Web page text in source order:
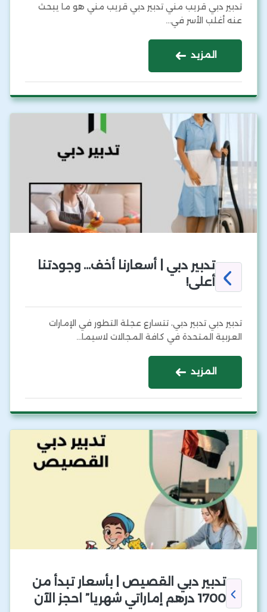
تدبير دبي قريب مني تدبير دبي قريب مني هو ما يبحث
عنه أغلب الأسر في…
المزيد
تدبير دبي | أسعارنا أخف… وجودتنا
أعلى!
تدبير دبي تدبير دبي، تتسارع عجلة التطور في الإمارات
العربية المتحدة في كافة المجالات لاسيما…
المزيد
تدبير دبي القصيص | بأسعار تبدأ من
1700 درهم إماراتي شهريا” احجز الآن